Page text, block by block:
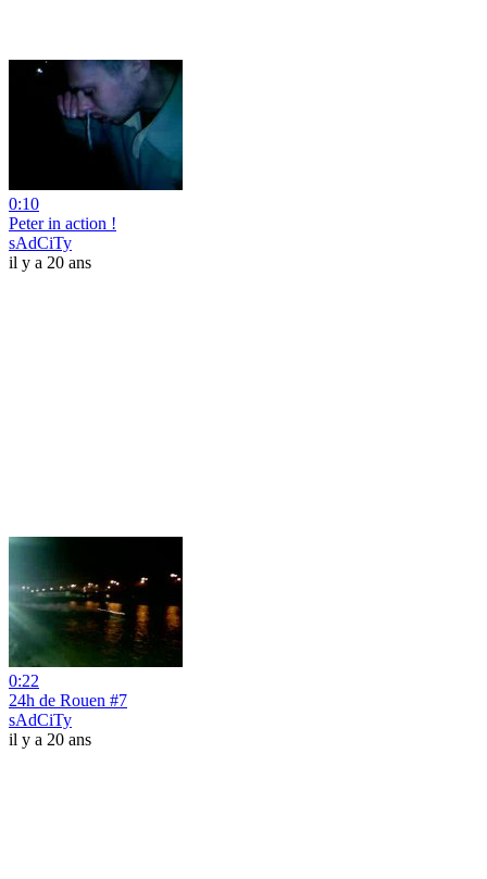
0:10
Peter in action !
sAdCiTy
il y a 20 ans
0:22
24h de Rouen #7
sAdCiTy
il y a 20 ans